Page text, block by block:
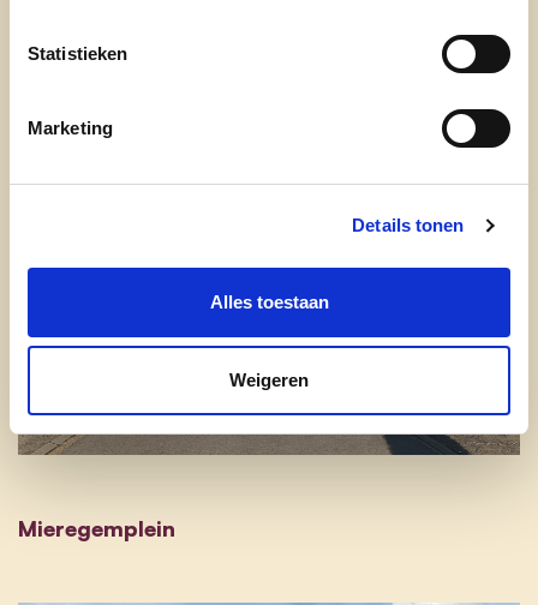
Statistieken
Marketing
Details tonen
Alles toestaan
Weigeren
Mieregemplein